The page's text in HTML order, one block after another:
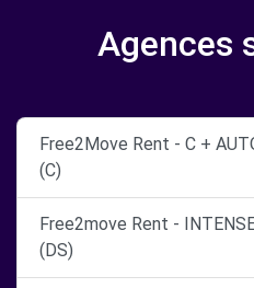
Agences
Free2Move Rent - C +
(C)
Free2move Rent -
(DS)